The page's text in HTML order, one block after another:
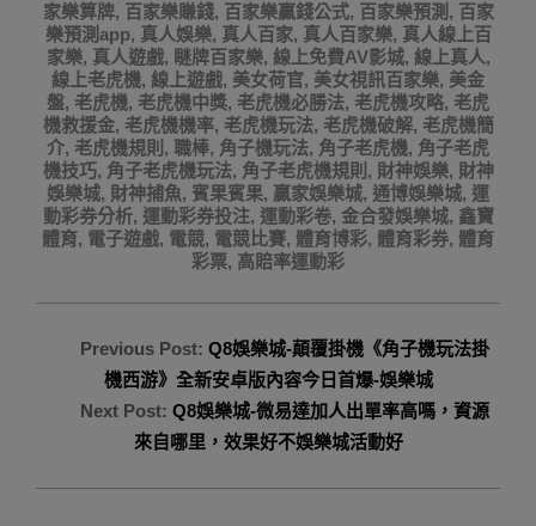
家樂算牌, 百家樂賺錢, 百家樂贏錢公式, 百家樂預測 , 百家
樂預測app, 真人娛樂, 真人百家, 真人百家樂, 真人線上百
家樂, 真人遊戲, 瞇牌百家樂, 線上免費AV影城, 線上真人,
線上老虎機, 線上遊戲, 美女荷官, 美女視訊百家樂, 美金
盤, 老虎機, 老虎機中獎, 老虎機必勝法, 老虎機攻略, 老虎
機救援金, 老虎機機率, 老虎機玩法, 老虎機破解, 老虎機簡
介, 老虎機規則 , 職棒, 角子機玩法, 角子老虎機, 角子老虎
機技巧, 角子老虎機玩法, 角子老虎機規則 , 財神娛樂, 財神
娛樂城, 財神捕魚, 賓果賓果, 贏家娛樂城, 通博娛樂城, 運
動彩券分析, 運動彩券投注, 運動彩卷, 金合發娛樂城, 鑫寶
體育, 電子遊戲, 電競, 電競比賽, 體育博彩, 體育彩券, 體育
彩票, 高賠率運動彩
Previous Post: Q8娛樂城-顛覆掛機《角子機玩法掛
機西游》全新安卓版內容今日首爆-娛樂城
Next Post: Q8娛樂城-微易達加人出單率高嗎，資源
來自哪里，效果好不娛樂城活動好